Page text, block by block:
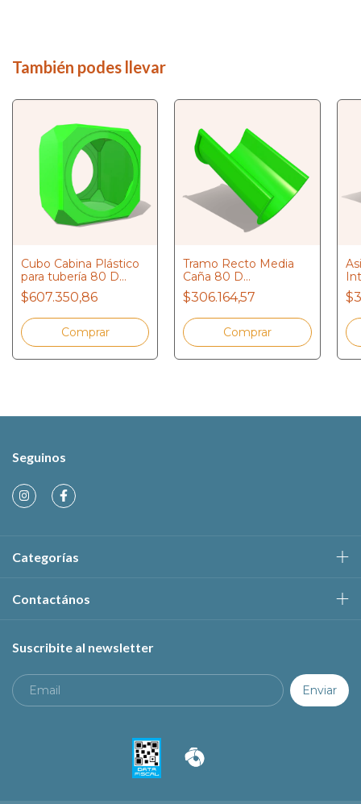
También podes llevar
Cubo Cabina Plástico
para tubería 80 D
REPUESTO
$607.350,86
Tramo Recto Media
Caña 80 D
REPUESTO
$306.164,57
Seguinos
Categorías
Contactános
Suscribite al newsletter